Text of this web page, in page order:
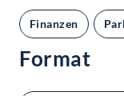
Finanzen
Format